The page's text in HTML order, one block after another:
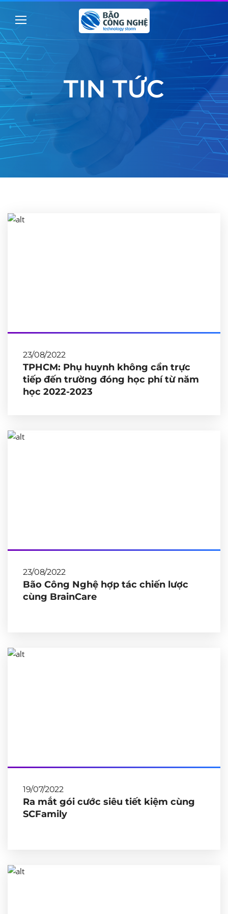
TIN TỨC
23/08/2022
TPHCM: Phụ huynh không cần trực
tiếp đến trường đóng học phí từ năm
học 2022-2023
23/08/2022
Bão Công Nghệ hợp tác chiến lược
cùng BrainCare
19/07/2022
Ra mắt gói cước siêu tiết kiệm cùng
SCFamily